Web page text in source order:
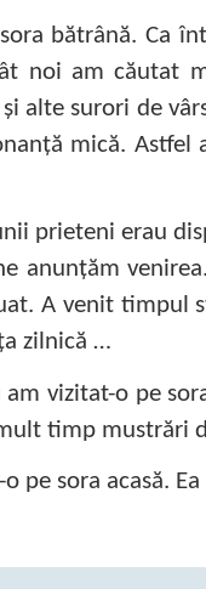
bătrână. Ca
noi am căutat
alte surori de
mică. Astfel
prieteni erau
anunţăm
A venit timpul
zilnică …
vizitat-o pe
timp mustrări
pe sora acasă.